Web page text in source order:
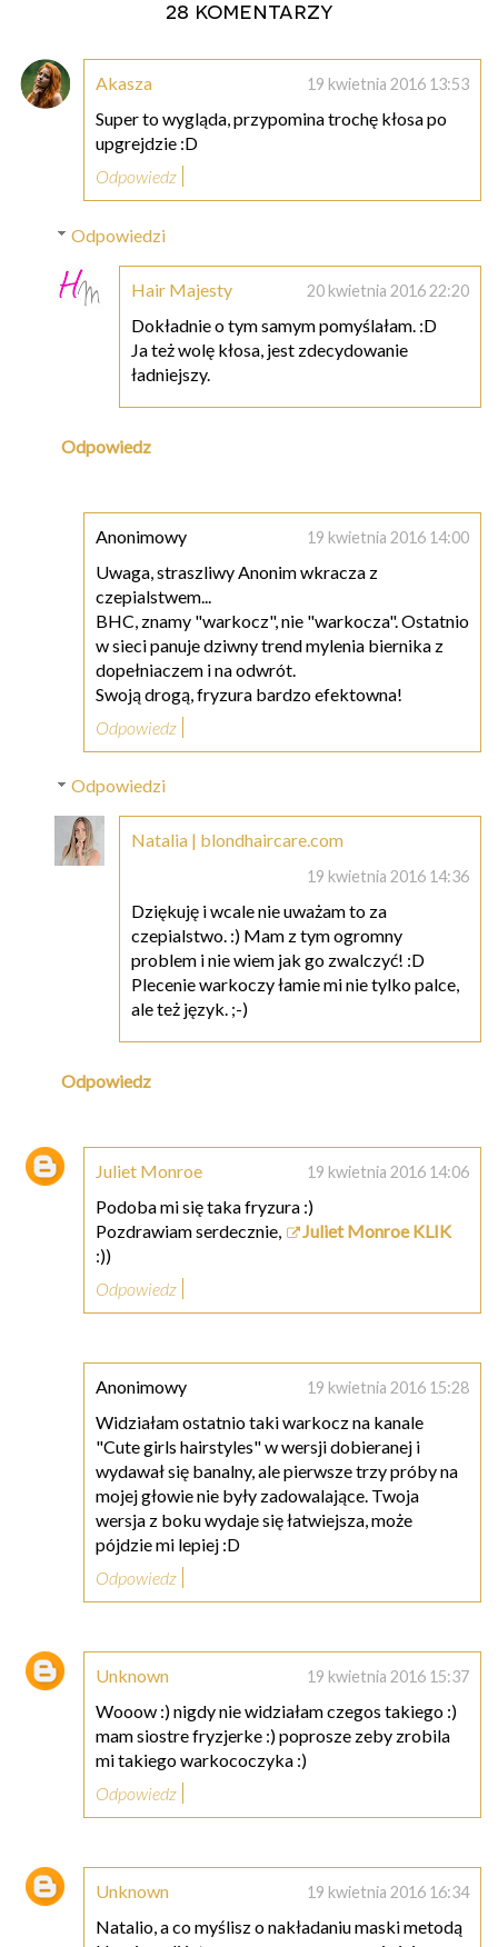
28 komentarzy
Akasza 19 kwietnia 2016 13:53
Super to wygląda, przypomina trochę kłosa po
upgrejdzie :D
Odpowiedz
Odpowiedzi
Hair Majesty 20 kwietnia 2016 22:20
Dokładnie o tym samym pomyślałam. :D
Ja też wolę kłosa, jest zdecydowanie
ładniejszy.
Odpowiedz
Anonimowy 19 kwietnia 2016 14:00
Uwaga, straszliwy Anonim wkracza z
czepialstwem...
BHC, znamy "warkocz", nie "warkocza". Ostatnio
w sieci panuje dziwny trend mylenia biernika z
dopełniaczem i na odwrót.
Swoją drogą, fryzura bardzo efektowna!
Odpowiedz
Odpowiedzi
Natalia | blondhaircare.com
19 kwietnia 2016 14:36
Dziękuję i wcale nie uważam to za
czepialstwo. :) Mam z tym ogromny
problem i nie wiem jak go zwalczyć! :D
Plecenie warkoczy łamie mi nie tylko palce,
ale też język. ;-)
Odpowiedz
Juliet Monroe 19 kwietnia 2016 14:06
Podoba mi się taka fryzura :)
Pozdrawiam serdecznie,
Juliet Monroe KLIK
:))
Odpowiedz
Anonimowy 19 kwietnia 2016 15:28
Widziałam ostatnio taki warkocz na kanale
"Cute girls hairstyles" w wersji dobieranej i
wydawał się banalny, ale pierwsze trzy próby na
mojej głowie nie były zadowalające. Twoja
wersja z boku wydaje się łatwiejsza, może
pójdzie mi lepiej :D
Odpowiedz
Unknown 19 kwietnia 2016 15:37
Wooow :) nigdy nie widziałam czegos takiego :)
mam siostre fryzjerke :) poprosze zeby zrobila
mi takiego warkococzyka :)
Odpowiedz
Unknown 19 kwietnia 2016 16:34
Natalio, a co myślisz o nakładaniu maski metodą